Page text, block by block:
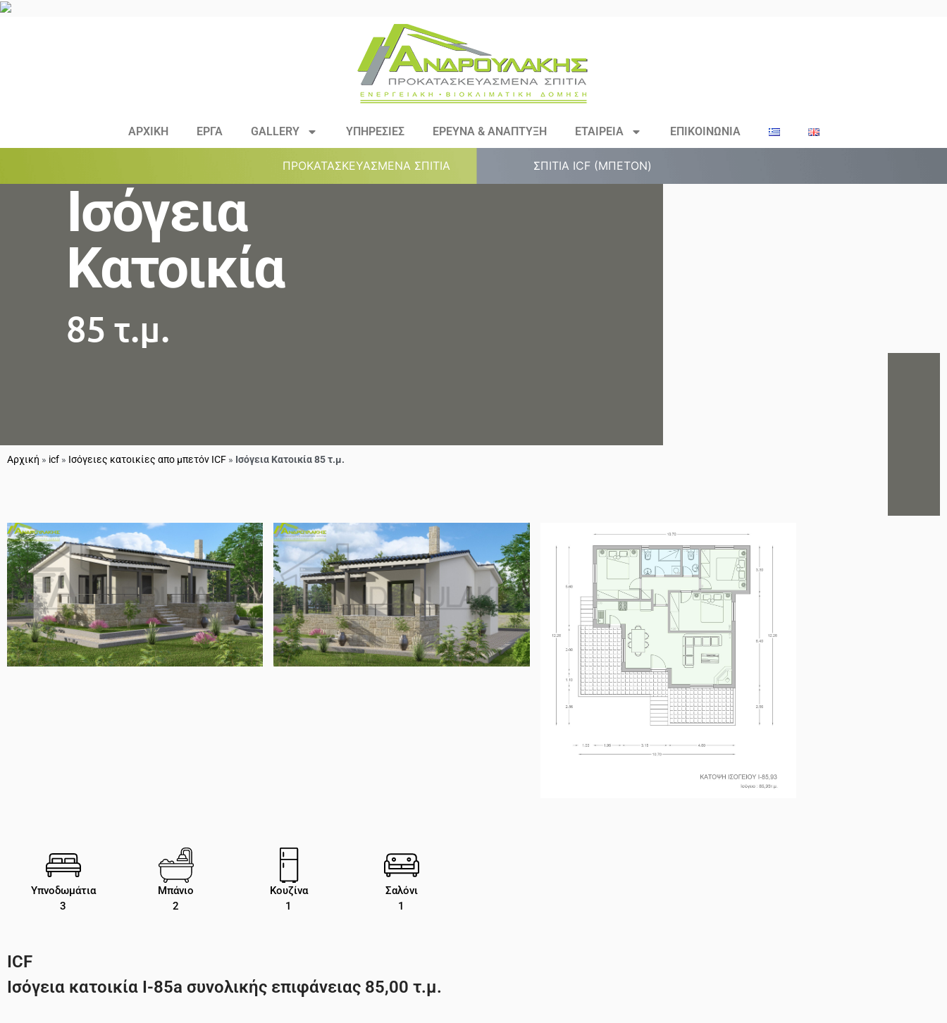
ΑΡΧΙΚΗ ΕΡΓΑ GALLERY ΥΠΗΡΕΣΙΕΣ ΕΡΕΥΝΑ & ΑΝΑΠΤΥΞΗ ΕΤΑΙΡΕΙΑ ΕΠΙΚΟΙΝΩΝΙΑ
ΠΡΟΚΑΤΑΣΚΕΥΑΣΜΕΝΑ ΣΠΙΤΙΑ ΣΠΙΤΙΑ ICF (ΜΠΕΤΟΝ)
Ισόγεια
Κατοικία
85 τ.μ.
Αρχική » icf » Ισόγειες κατοικίες απο μπετόν ICF » Ισόγεια Κατοικία 85 τ.μ.
Υπνοδωμάτια
3
Μπάνιο
2
Κουζίνα
1
Σαλόνι
1
ICF
Ισόγεια κατοικία Ι-85a συνολικής επιφάνειας 85,00 τ.μ.